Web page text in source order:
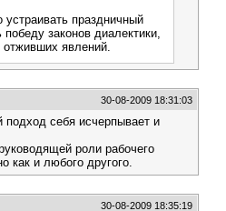
праздничный
победу законов диалектики,
отживших явлений.
30-08-2009 18:31:03
себя исчерпывает и
роли рабочего
как и любого другого.
30-08-2009 18:35:19